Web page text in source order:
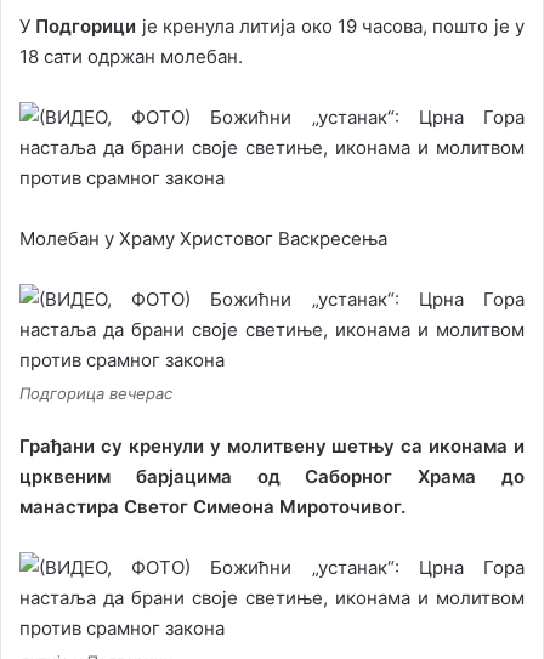
У Подгорици је кренула литија око 19 часова, пошто је у
18 сати одржан молебан.
Молебан у Храму Христовог Васкресења
Подгорица вечерас
Грађани су кренули у молитвену шетњу са иконама и
црквеним барјацима од Саборног Храма до
манастира Светог Симеона Мироточивог.